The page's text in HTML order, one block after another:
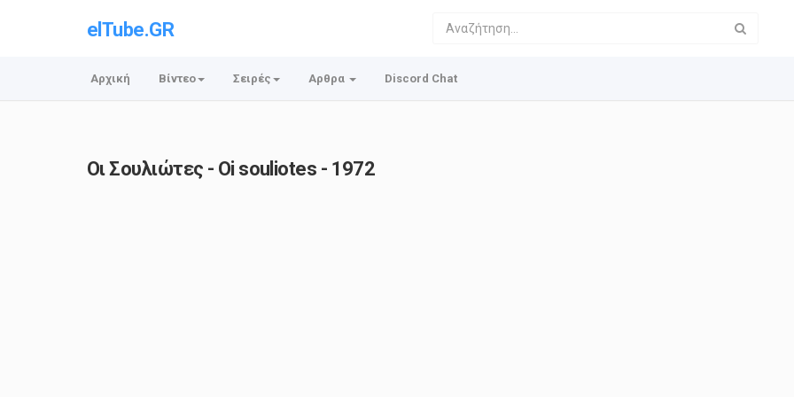
elTube.GR
Αρχική Βίντεο Σειρές Αρθρα Discord Chat
Οι Σουλιώτες - Oi souliotes - 1972